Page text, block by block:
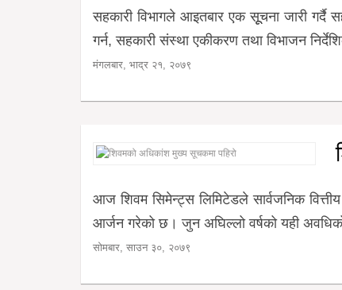
सहकारी विभागले आइतबार एक सूूचना जारी गर्दै
गर्न, सहकारी संस्था एकीकरण तथा विभाजन
मंगलबार, भाद्र २१, २०७९
आज शिवम सिमेन्ट्स लिमिटेडले सार्वजनिक
आर्जन गरेको छ। जुन अघिल्लो वर्षको यही
सोमबार, साउन ३०, २०७९